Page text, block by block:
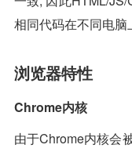
相同代码在不同电
浏览器特性
Chrome内核
由于Chrome内核会